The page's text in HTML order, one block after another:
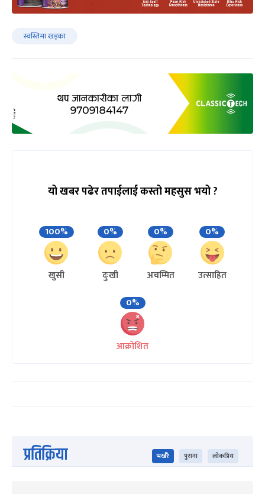
स्वस्तिमा खड्का
यो खबर पढेर तपाईलाई कस्तो महसुस भयो ?
100%
खुसी
0%
दुःखी
0%
अचम्मित
0%
उत्साहित
0%
आक्रोशित
प्रतिक्रिया भर्खरै पुराना लोकप्रिय